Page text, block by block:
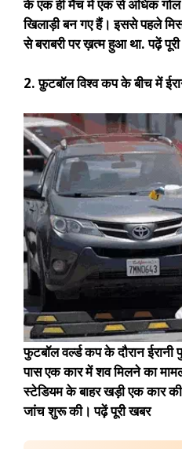
के एक ही मैच में एक से अधिक
खिलाड़ी बन गए हैं। इससे पहले
से बराबरी पर ख़त्म हुआ था.पढ़ें
2. फ़ुटबॉल विश्व कप के बीच में
फुटबॉल वर्ल्ड कप के दौरान
पास एक कार में शव मिलने का
स्टेडियम के बाहर खड़ी एक कार
जांच शुरू की।पढ़ें पूरी खबर